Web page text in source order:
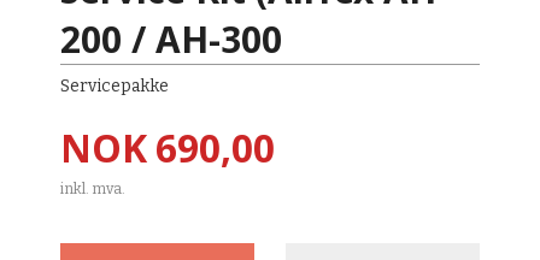
200 / AH-300
Servicepakke
Pris
NOK690,00
inkl. mva.